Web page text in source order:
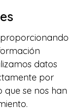
proporcionando
datos
por
que se nos han